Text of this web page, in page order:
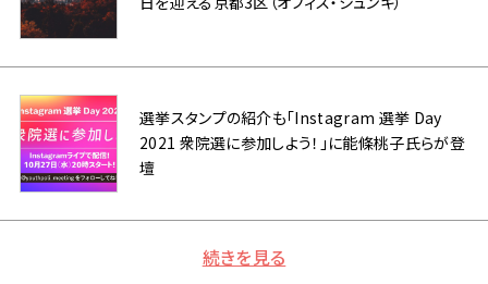
選挙スタンプの紹介も「Instagram 選挙 Day
2021 衆院選に参加しよう！」に能條桃子氏らが登
壇
続きを見る